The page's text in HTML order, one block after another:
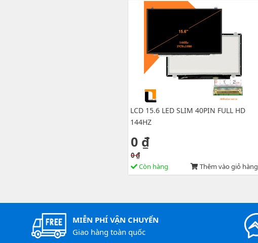
LCD 15.6 LED SLIM 40PIN FULL HD
144HZ
0 ₫
0 ₫
Còn hàng
Thêm vào giỏ hàng
MIỄN PHÍ VẬN CHUYỂN
Giao hàng toàn quốc